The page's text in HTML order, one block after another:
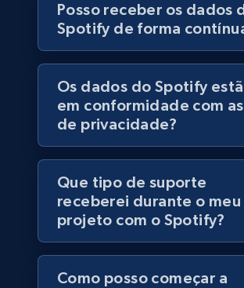
Walmart - products
URL, Final price, Sku, Currency, Gtin,
eCommerce
TikTok Shop
Posso receber os dados
Spotify de forma
Os dados do Spotify
em conformidade com
de privacidade?
Que tipo de suporte
receberei durante o meu
projeto com o Spotify?
Como posso começar a